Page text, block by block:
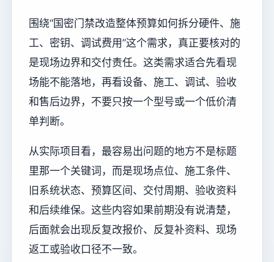
围绕“国密门禁改造整体预算如何拆分硬件、施
工、密钥、调试费用”这个需求，真正要核对的
是现场边界和交付责任。这类需求适合先看现
场能不能落地，再看设备、施工、调试、验收
和售后边界，不要只按一个型号或一个低价清
单判断。
从实际项目看，最容易出问题的地方不是标题
里那一个关键词，而是现场点位、施工条件、
旧系统状态、预算区间、交付周期、验收资料
和后续维保。这些内容如果前期没有说清楚，
后面就会出现反复改报价、反复补资料、现场
返工或验收口径不一致。